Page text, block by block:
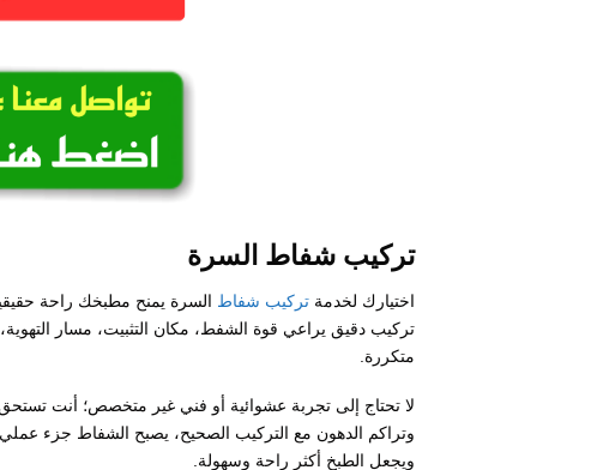
تركيب شفاط السرة
اختيارك لخدمة تركيب شفاط السرة يمنح مطبخك راحة
تركيب دقيق يراعي قوة الشفط، مكان التثبيت، مسار
متكررة.
لا تحتاج إلى تجربة عشوائية أو فني غير متخصص؛ أنت
وتراكم الدهون مع التركيب الصحيح، يصبح الشفاط جزء
ويجعل الطبخ أكثر راحة وسهولة.